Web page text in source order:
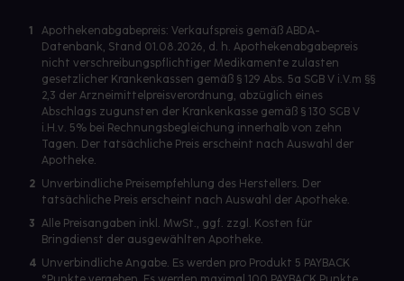
1
Apothekenabgabepreis: Verkaufspreis gemäß ABDA-
Datenbank, Stand 01.08.2026, d. h. Apothekenabgabepreis
nicht verschreibungspflichtiger Medikamente zulasten
gesetzlicher Krankenkassen gemäß § 129 Abs. 5a SGB V i.V.m §§
2,3 der Arzneimittelpreisverordnung, abzüglich eines
Abschlags zugunsten der Krankenkasse gemäß § 130 SGB V
i.H.v. 5% bei Rechnungsbegleichung innerhalb von zehn
Tagen. Der tatsächliche Preis erscheint nach Auswahl der
Apotheke.
2 Unverbindliche Preisempfehlung des Herstellers. Der
tatsächliche Preis erscheint nach Auswahl der Apotheke.
3 Alle Preisangaben inkl. MwSt., ggf. zzgl. Kosten für
Bringdienst der ausgewählten Apotheke.
4 Unverbindliche Angabe. Es werden pro Produkt 5 PAYBACK